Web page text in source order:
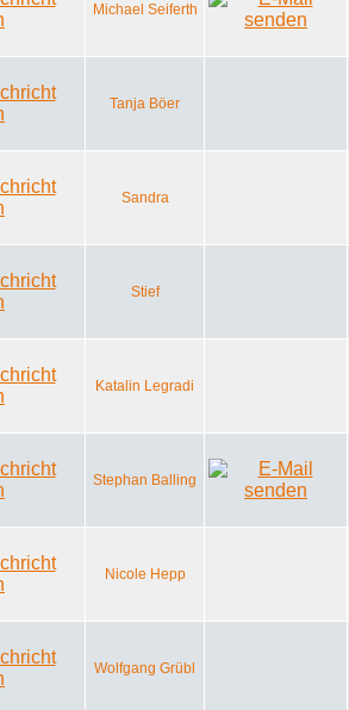
Michael Seiferth
Tanja Böer
Sandra
Stief
Katalin Legradi
Stephan Balling
Nicole Hepp
Wolfgang Grübl